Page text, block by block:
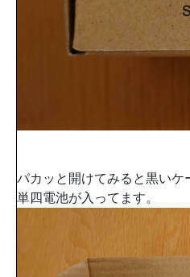
パカッと開けてみると黒い
単四電池が入ってます。